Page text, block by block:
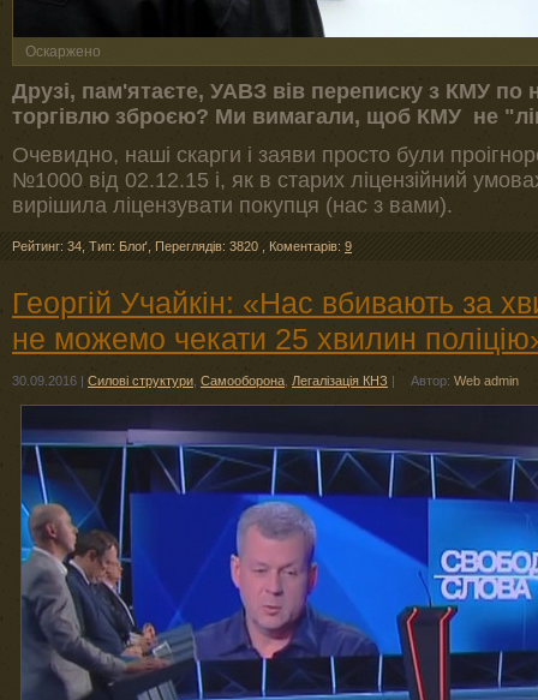
Оскаржено
Друзі, пам'ятаєте, УАВЗ вів переписку з КМУ по
торгівлю зброєю? Ми вимагали, щоб КМУ не
Очевидно, наші скарги і заяви просто були
№1000 від 02.12.15 і, як в старих ліцензійний
вирішила ліцензувати покупця (нас з вами).
Рейтинг: 34, Тип: Блоґ, Переглядів: 3820 , Коментарів: 9
Георгій Учайкін: «Нас вбивають за
не можемо чекати 25 хвилин
30.09.2016 Силові структури, Самооборона, Легалізація КНЗ Автор: Web admin